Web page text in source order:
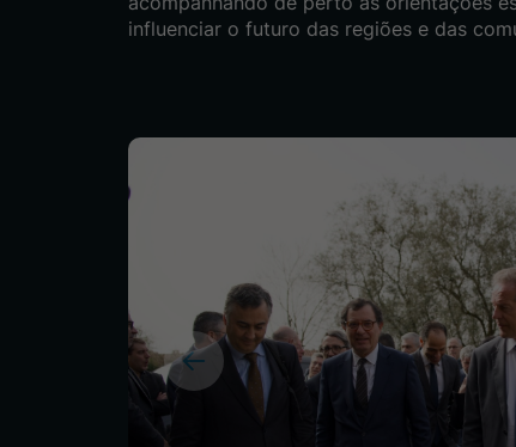
influenciar o futuro das regiões e das